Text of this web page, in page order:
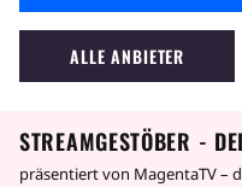
ALLE ANBIETER
STREAMGESTÖBER -
präsentiert von MagentaTV –